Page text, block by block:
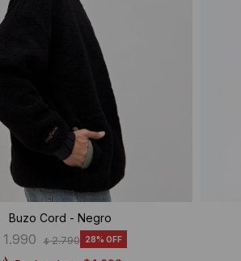
Buzo Cord - Negro
1.990 $ 2.790 28